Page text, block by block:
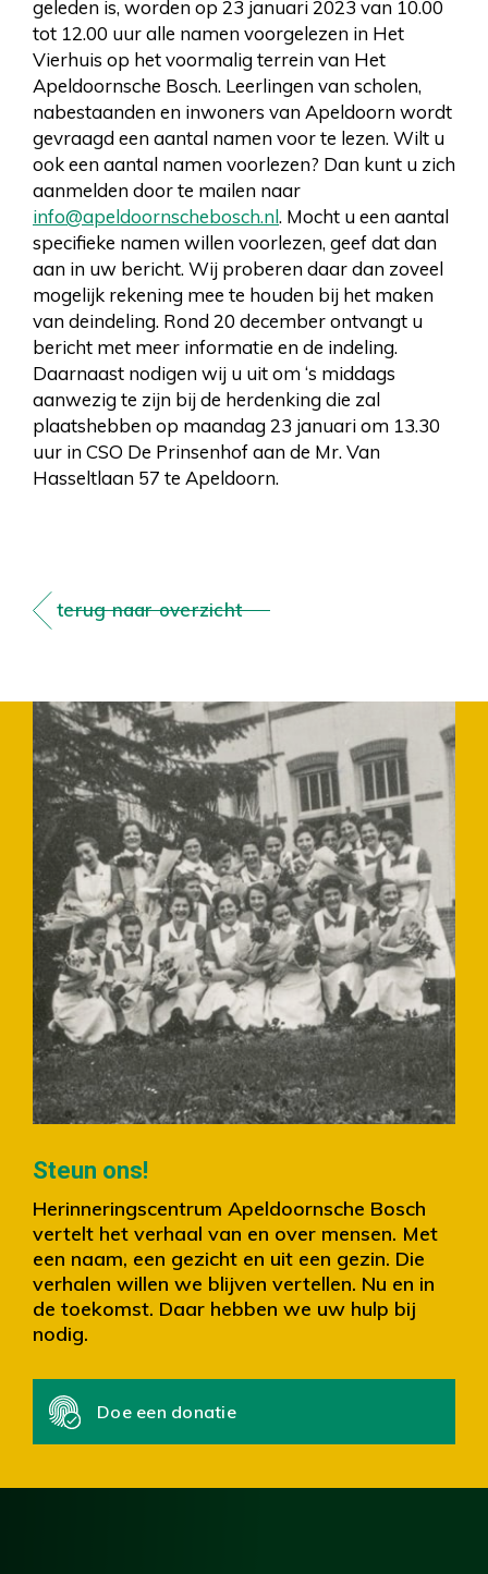
geleden is, worden op 23 januari 2023 van 10.00
tot 12.00 uur alle namen voorgelezen in Het
Vierhuis op het voormalig terrein van Het
Apeldoornsche Bosch. Leerlingen van scholen,
nabestaanden en inwoners van Apeldoorn wordt
gevraagd een aantal namen voor te lezen. Wilt u
ook een aantal namen voorlezen? Dan kunt u zich
aanmelden door te mailen naar
info@apeldoornschebosch.nl. Mocht u een aantal
specifieke namen willen voorlezen, geef dat dan
aan in uw bericht. Wij proberen daar dan zoveel
mogelijk rekening mee te houden bij het maken
van deindeling. Rond 20 december ontvangt u
bericht met meer informatie en de indeling.
Daarnaast nodigen wij u uit om ‘s middags
aanwezig te zijn bij de herdenking die zal
plaatshebben op maandag 23 januari om 13.30
uur in CSO De Prinsenhof aan de Mr. Van
Hasseltlaan 57 te Apeldoorn.
terug naar overzicht
Steun ons!
Herinneringscentrum Apeldoornsche Bosch
vertelt het verhaal van en over mensen. Met
een naam, een gezicht en uit een gezin. Die
verhalen willen we blijven vertellen. Nu en in
de toekomst. Daar hebben we uw hulp bij
nodig.
Doe een donatie